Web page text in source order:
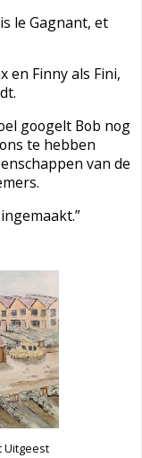
le Gagnant, et
en Finny als Fini,
googelt Bob nog
te hebben
van de
Uitgeest